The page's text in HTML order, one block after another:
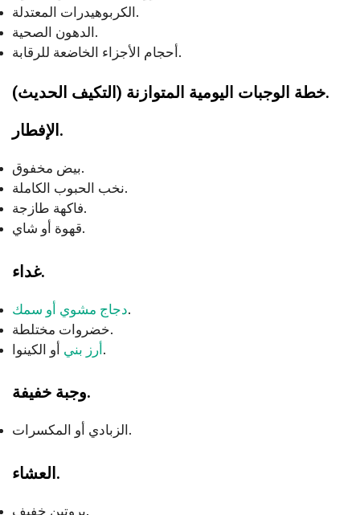
الكربوهيدرات المعتدلة.
الدهون الصحية.
أحجام الأجزاء الخاضعة للرقابة.
خطة الوجبات اليومية المتوازنة (التكيف الحديث).
الإفطار.
بيض مخفوق.
نخب الحبوب الكاملة.
فاكهة طازجة.
قهوة أو شاي.
غداء.
دجاج مشوي أو سمك.
خضروات مختلطة.
أرز بني أو الكينوا.
وجبة خفيفة.
الزبادي أو المكسرات.
العشاء.
بروتين خفيف.